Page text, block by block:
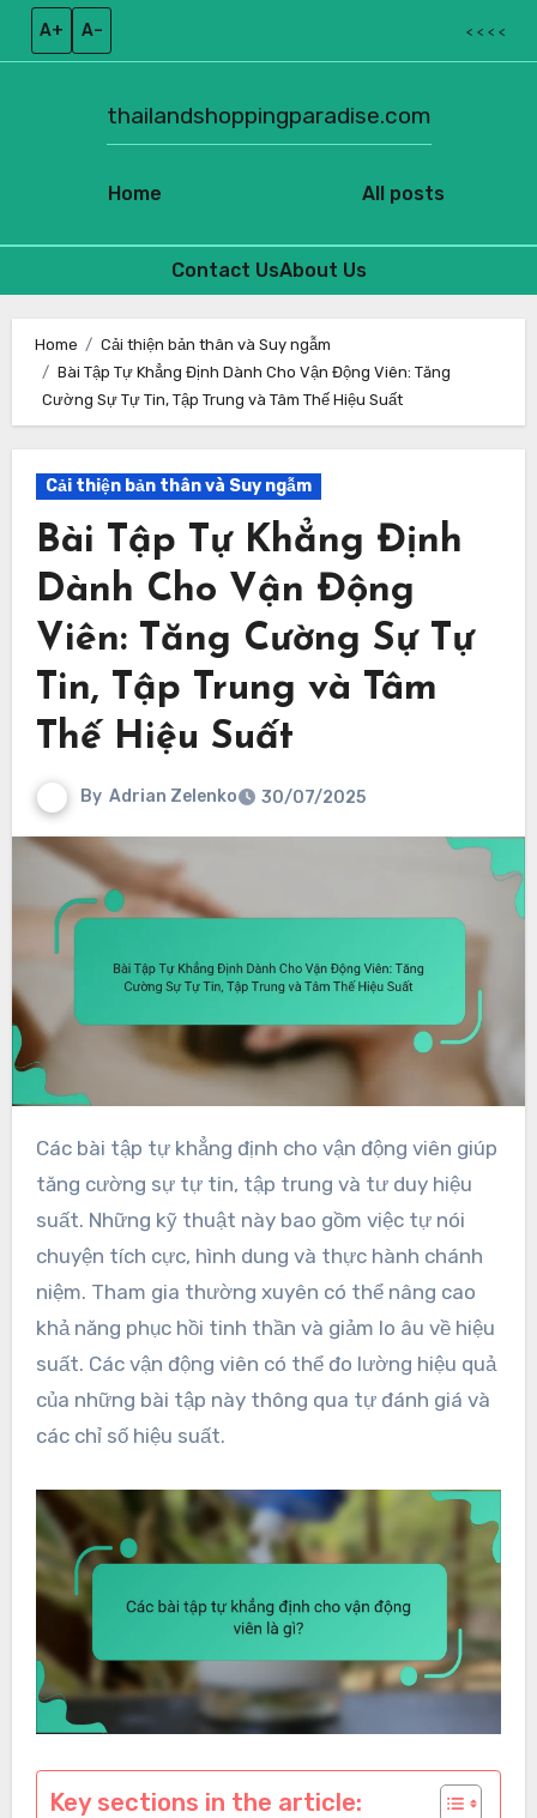
A+ A– < < < <
Home
thailandshoppingparadise.com
All posts
Contact UsAbout Us
content
Home
Cải thiện bản thân và Suy ngẫm
Bài Tập Tự Khẳng Định Dành Cho Vận Động Viên: Tăng
Cường Sự Tự Tin, Tập Trung và Tâm Thế Hiệu Suất
Cải thiện bản thân và Suy ngẫm
Bài Tập Tự Khẳng Định
Dành Cho Vận Động
Viên: Tăng Cường Sự Tự
Tin, Tập Trung và Tâm
Thế Hiệu Suất
By Adrian Zelenko 30/07/2025
Các bài tập tự khẳng định cho vận động viên giúp
tăng cường sự tự tin, tập trung và tư duy hiệu
suất. Những kỹ thuật này bao gồm việc tự nói
chuyện tích cực, hình dung và thực hành chánh
niệm. Tham gia thường xuyên có thể nâng cao
khả năng phục hồi tinh thần và giảm lo âu về hiệu
suất. Các vận động viên có thể đo lường hiệu quả
của những bài tập này thông qua tự đánh giá và
các chỉ số hiệu suất.
Key sections in the article: